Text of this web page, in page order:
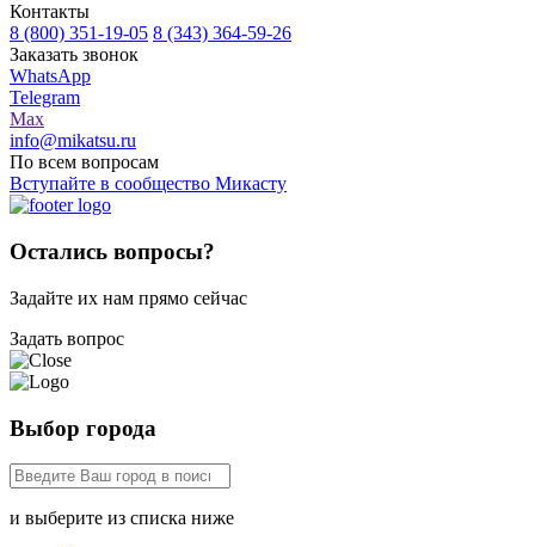
Контакты
8 (800) 351-19-05 8 (343) 364-59-26
Заказать звонок
WhatsApp
Telegram
Max
info@mikatsu.ru
По всем вопросам
Вступайте в сообщество Микасту
Остались вопросы?
Задайте их нам прямо сейчас
Задать вопрос
Выбор города
и выберите из списка ниже